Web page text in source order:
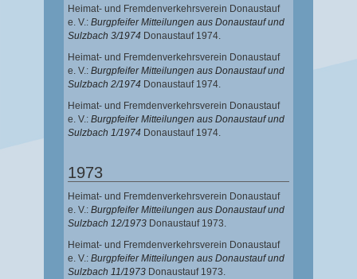
Heimat- und Fremdenverkehrsverein Donaustauf
e. V.: Burgpfeifer Mitteilungen aus Donaustauf und
Sulzbach 3/1974 Donaustauf 1974.
Heimat- und Fremdenverkehrsverein Donaustauf
e. V.: Burgpfeifer Mitteilungen aus Donaustauf und
Sulzbach 2/1974 Donaustauf 1974.
Heimat- und Fremdenverkehrsverein Donaustauf
e. V.: Burgpfeifer Mitteilungen aus Donaustauf und
Sulzbach 1/1974 Donaustauf 1974.
1973
Heimat- und Fremdenverkehrsverein Donaustauf
e. V.: Burgpfeifer Mitteilungen aus Donaustauf und
Sulzbach 12/1973 Donaustauf 1973.
Heimat- und Fremdenverkehrsverein Donaustauf
e. V.: Burgpfeifer Mitteilungen aus Donaustauf und
Sulzbach 11/1973 Donaustauf 1973.